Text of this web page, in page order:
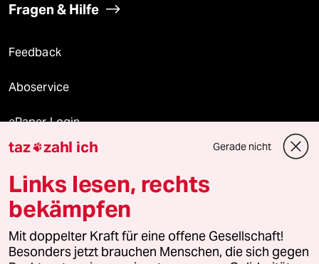
Fragen & Hilfe
Feedback
Aboservice
ePaper Login
Downloads für Abonnierende
© 2026 taz Verlags und Vertriebs GmbH
Alle Rechte vorbehalten. Bei rechtlichen Fragen oder für Genehmigungen
wenden Sie sich bitte an
lizenzen@taz.de
taz zahl ich Gerade nicht
Links lesen, rechts
bekämpfen
Mit doppelter Kraft für eine offene Gesellschaft!
Besonders jetzt brauchen Menschen, die sich gegen